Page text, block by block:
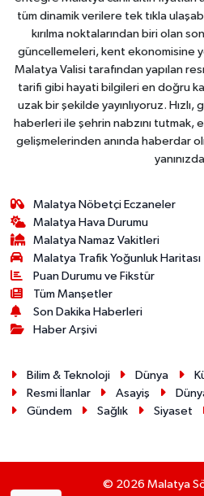
tüm dinamik verilere tek tıkla
kırılma noktalarından biri olan
güncellemeleri, kent ekonomisine
Malatya Valisi tarafından yapılan
tarifi gibi hayati bilgileri en doğru
uzak bir şekilde yayınlıyoruz.
haberleri ile şehrin nabzını tutmak,
gelişmelerinden anında haberdar
Malatya Nöbetçi Eczaneler
Malatya Hava Durumu
Malatya Namaz Vakitleri
Malatya Trafik Yoğunluk Haritası
Puan Durumu ve Fikstür
Tüm Manşetler
Son Dakika Haberleri
Haber Arşivi
Bilim & Teknoloji Dünya
Resmi İlanlar
Asayiş
Gündem
Sağlık Siyaset
© 2026 Malatya